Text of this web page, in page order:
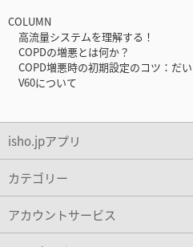
COLUMN
高流量システムを理解する！
COPDの増悪とは何か？
COPD増悪時の初期設定のコツ：だ
V60について
isho.jpアプリ
カテゴリー
アカウントサービス